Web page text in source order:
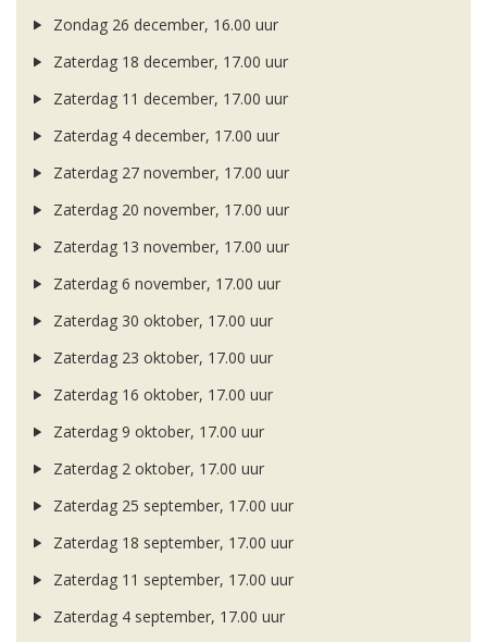
Zondag 26 december, 16.00 uur
Zaterdag 18 december, 17.00 uur
Zaterdag 11 december, 17.00 uur
Zaterdag 4 december, 17.00 uur
Zaterdag 27 november, 17.00 uur
Zaterdag 20 november, 17.00 uur
Zaterdag 13 november, 17.00 uur
Zaterdag 6 november, 17.00 uur
Zaterdag 30 oktober, 17.00 uur
Zaterdag 23 oktober, 17.00 uur
Zaterdag 16 oktober, 17.00 uur
Zaterdag 9 oktober, 17.00 uur
Zaterdag 2 oktober, 17.00 uur
Zaterdag 25 september, 17.00 uur
Zaterdag 18 september, 17.00 uur
Zaterdag 11 september, 17.00 uur
Zaterdag 4 september, 17.00 uur